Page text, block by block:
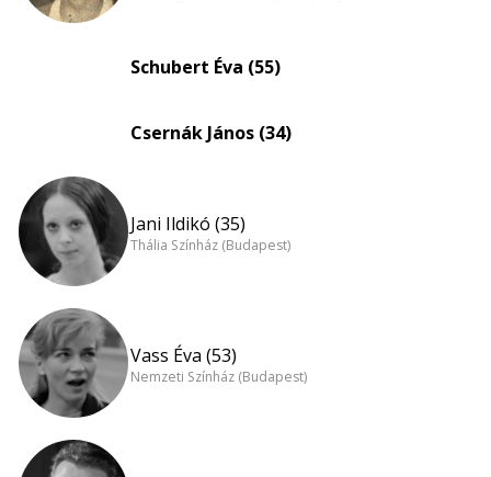
Schubert Éva (55)
Csernák János (34)
Jani Ildikó (35)
Thália Színház (Budapest)
Vass Éva (53)
Nemzeti Színház (Budapest)